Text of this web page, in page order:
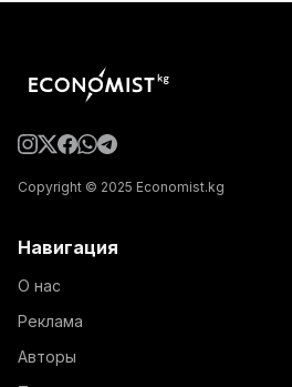
Copyright © 2025 Economist.kg
Навигация
О нас
Реклама
Авторы